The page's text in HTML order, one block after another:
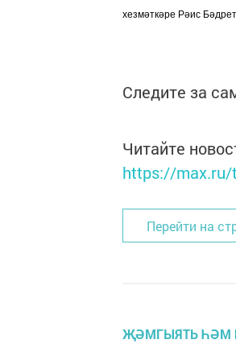
хезмәткәре Рәис
Следите за
Читайте
https://max.ru/
Перейти на
ҖӘМГЫЯТЬ ҺӘМ